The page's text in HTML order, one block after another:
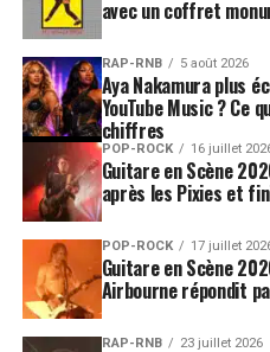
avec un coffret
RAP-RNB 5 août 2026
Aya Nakamura plus
YouTube Music ? Ce
chiffres
POP-ROCK 16 juillet
Guitare en Scène
après les Pixies et
POP-ROCK 17 juillet
Guitare en Scène
Airbourne répondit
RAP-RNB 23 juillet 2026